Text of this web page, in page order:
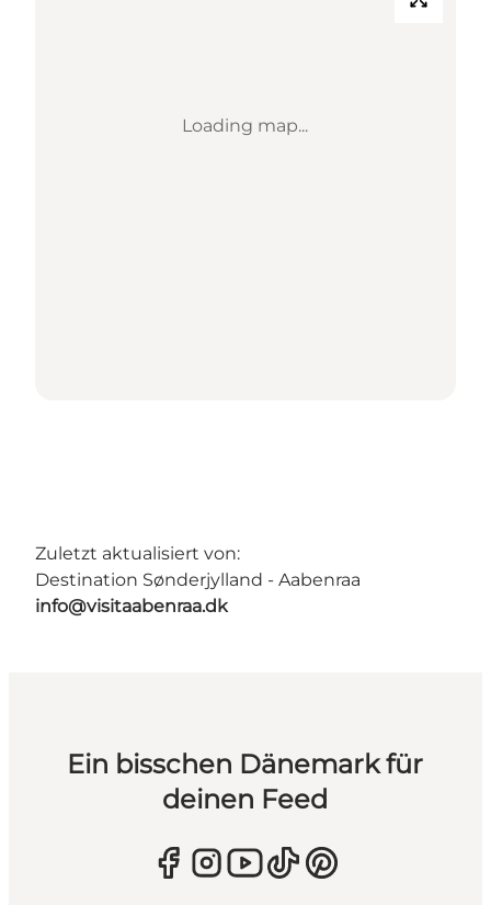
Loading map...
Zuletzt aktualisiert von:
Destination Sønderjylland - Aabenraa
info@visitaabenraa.dk
Ein bisschen Dänemark für
deinen Feed